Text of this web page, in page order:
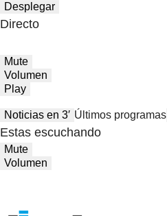
Desplegar
Directo
Mute
Volumen
Play
Noticias en 3′ Últimos programas
Estas escuchando
Mute
Volumen